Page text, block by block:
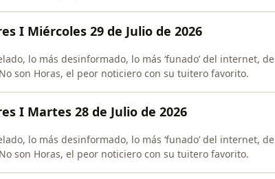
I Miércoles 29 de Julio de 2026
lo más desinformado, lo más ‘funado’ del internet, de
son Horas, el peor noticiero con su tuitero favorito.
I Martes 28 de Julio de 2026
lo más desinformado, lo más ‘funado’ del internet, de
son Horas, el peor noticiero con su tuitero favorito.